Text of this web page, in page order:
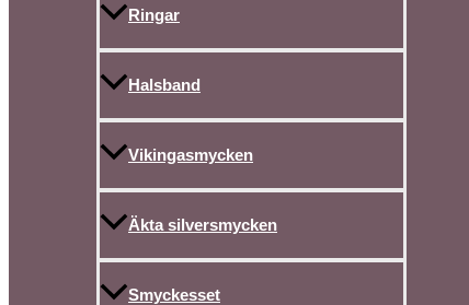
Ringar
Halsband
Vikingasmycken
Äkta silversmycken
Smyckesset